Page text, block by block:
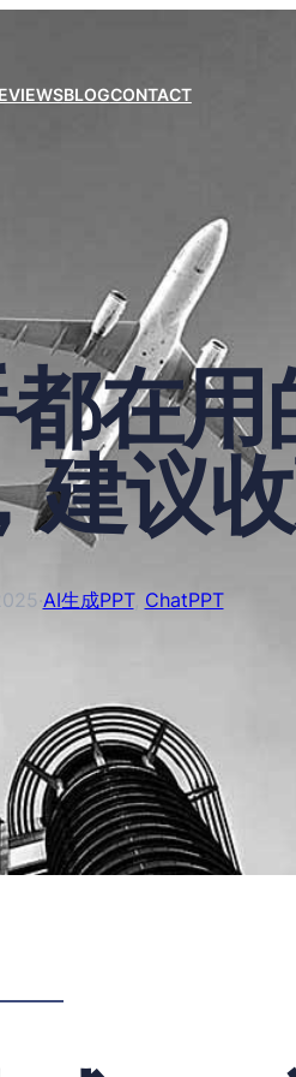
BLOGCONTACT
在
议收
·AI生成PPT, ChatPPT